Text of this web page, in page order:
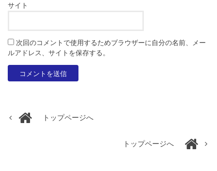
サイト
次回のコメントで使用するためブラウザーに自分の名前、メー
ルアドレス、サイトを保存する。
トップページへ
トップページへ